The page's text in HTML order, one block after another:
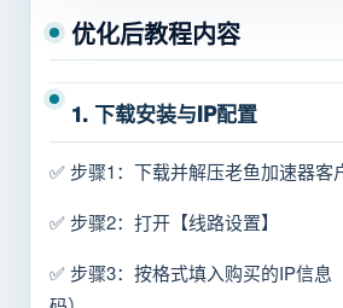
优化后教程内容
1. 下载安装与IP配置
✅ 步骤1：下载并解压老鱼加速器客
✅ 步骤2：打开【线路设置】
✅ 步骤3：按格式填入购买的IP信息